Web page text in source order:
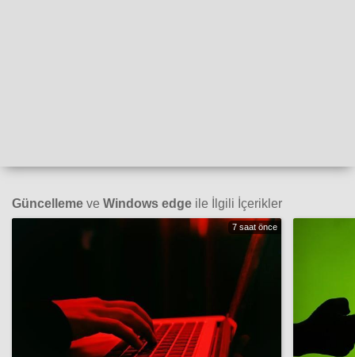
Güncelleme ve Windows edge ile İlgili İçerikler
7 saat önce